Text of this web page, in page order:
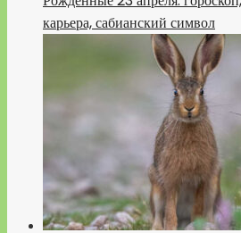
карьера, сабианский символ